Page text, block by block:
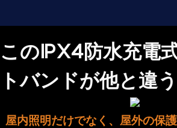
このIPX4防水充電
トバンドが他と違
屋内照明だけでなく、屋外の保護